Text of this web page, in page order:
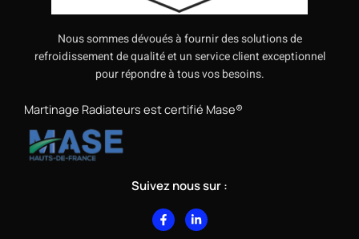
Nous sommes dévoués à fournir des solutions de
refroidissement de qualité et un service client exceptionnel
pour répondre à tous vos besoins.
Martinage Radiateurs est certifié Mase®
Suivez nous sur :
F
a
c
L
i
n